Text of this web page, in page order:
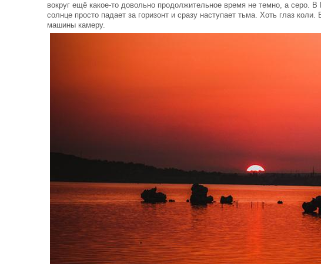
вокруг ещё какое-то довольно продолжительное время не темно, а
солнце просто падает за горизонт и сразу наступает тьма. Хоть глаз
машины камеру.